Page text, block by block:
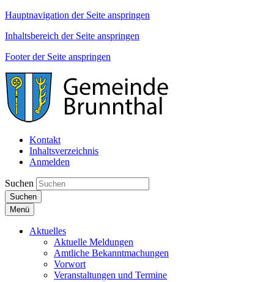
Hauptnavigation der Seite anspringen
Inhaltsbereich der Seite anspringen
Footer der Seite anspringen
Kontakt
Inhaltsverzeichnis
Anmelden
Suchen
Suchen
Menü
Aktuelles
Aktuelle Meldungen
Amtliche Bekanntmachungen
Vorwort
Veranstaltungen und Termine